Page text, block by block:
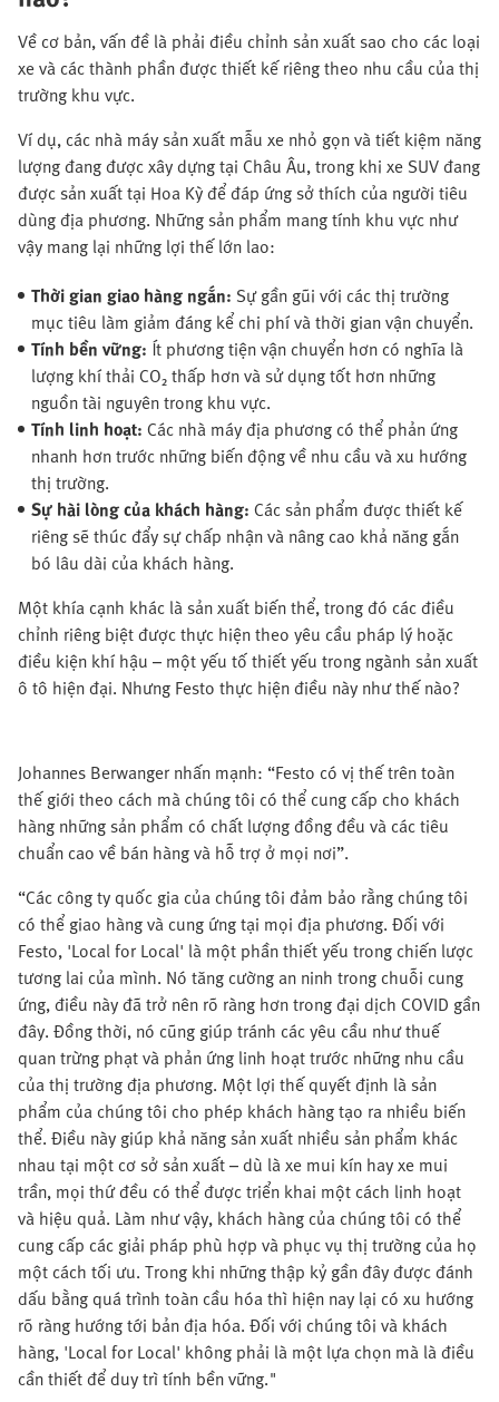
Về cơ bản, vấn đề là phải điều chỉnh sản xuất sao cho các loại
xe và các thành phần được thiết kế riêng theo nhu cầu của thị
trường khu vực.
Ví dụ, các nhà máy sản xuất mẫu xe nhỏ gọn và tiết kiệm năng
lượng đang được xây dựng tại Châu Âu, trong khi xe SUV đang
được sản xuất tại Hoa Kỳ để đáp ứng sở thích của người tiêu
dùng địa phương. Những sản phẩm mang tính khu vực như
vậy mang lại những lợi thế lớn lao:
Thời gian giao hàng ngắn: Sự gần gũi với các thị trường
mục tiêu làm giảm đáng kể chi phí và thời gian vận chuyển.
Tính bền vững: Ít phương tiện vận chuyển hơn có nghĩa là
lượng khí thải CO₂ thấp hơn và sử dụng tốt hơn những
nguồn tài nguyên trong khu vực.
Tính linh hoạt: Các nhà máy địa phương có thể phản ứng
nhanh hơn trước những biến động về nhu cầu và xu hướng
thị trường.
Sự hài lòng của khách hàng: Các sản phẩm được thiết kế
riêng sẽ thúc đẩy sự chấp nhận và nâng cao khả năng gắn
bó lâu dài của khách hàng.
Một khía cạnh khác là sản xuất biến thể, trong đó các điều
chỉnh riêng biệt được thực hiện theo yêu cầu pháp lý hoặc
điều kiện khí hậu – một yếu tố thiết yếu trong ngành sản xuất
ô tô hiện đại. Nhưng Festo thực hiện điều này như thế nào?
Johannes Berwanger nhấn mạnh: “Festo có vị thế trên toàn
thế giới theo cách mà chúng tôi có thể cung cấp cho khách
hàng những sản phẩm có chất lượng đồng đều và các tiêu
chuẩn cao về bán hàng và hỗ trợ ở mọi nơi”.
“Các công ty quốc gia của chúng tôi đảm bảo rằng chúng tôi
có thể giao hàng và cung ứng tại mọi địa phương. Đối với
Festo, 'Local for Local' là một phần thiết yếu trong chiến lược
tương lai của mình. Nó tăng cường an ninh trong chuỗi cung
ứng, điều này đã trở nên rõ ràng hơn trong đại dịch COVID gần
đây. Đồng thời, nó cũng giúp tránh các yêu cầu như thuế
quan trừng phạt và phản ứng linh hoạt trước những nhu cầu
của thị trường địa phương. Một lợi thế quyết định là sản
phẩm của chúng tôi cho phép khách hàng tạo ra nhiều biến
thể. Điều này giúp khả năng sản xuất nhiều sản phẩm khác
nhau tại một cơ sở sản xuất – dù là xe mui kín hay xe mui
trần, mọi thứ đều có thể được triển khai một cách linh hoạt
và hiệu quả. Làm như vậy, khách hàng của chúng tôi có thể
cung cấp các giải pháp phù hợp và phục vụ thị trường của họ
một cách tối ưu. Trong khi những thập kỷ gần đây được đánh
dấu bằng quá trình toàn cầu hóa thì hiện nay lại có xu hướng
rõ ràng hướng tới bản địa hóa. Đối với chúng tôi và khách
hàng, 'Local for Local' không phải là một lựa chọn mà là điều
cần thiết để duy trì tính bền vững."